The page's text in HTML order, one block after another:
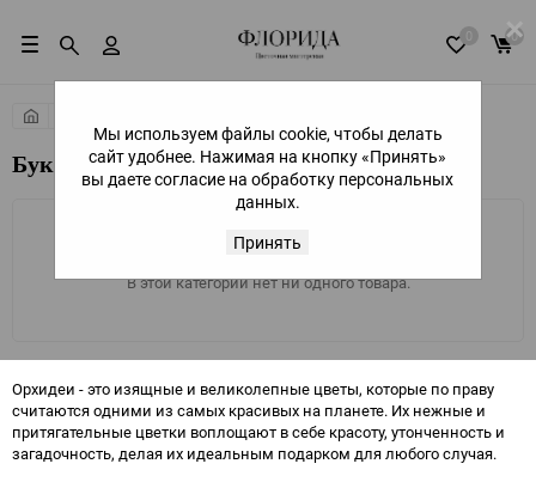
×
Мы используем файлы cookie, чтобы делать
сайт удобнее. Нажимая на кнопку «Принять»
вы даете согласие на обработку персональных
данных.
Принять
0
Букет из орхидей с доставкой
В этой категории нет ни одного товара.
Орхидеи - это изящные и великолепные цветы, которые по праву
считаются одними из самых красивых на планете. Их нежные и
притягательные цветки воплощают в себе красоту, утонченность и
загадочность, делая их идеальным подарком для любого случая.